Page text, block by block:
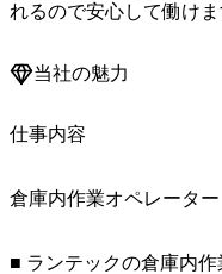
れるので安心して働けま
当社の魅力
仕事内容
倉庫内作業オペレーター
■ ランテックの倉庫内